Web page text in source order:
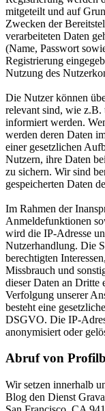
mitgeteilt und auf
Zwecken der
verarbeiteten Daten
(Name, Passwort
Registrierung
Nutzung des
Die Nutzer können
relevant sind, wie z.B.
informiert werden.
werden deren Daten
einer gesetzlichen
Nutzern, ihre Daten
zu sichern. Wir sind
gespeicherten Daten
Im Rahmen der
Anmeldefunktionen
wird die IP-Adresse
Nutzerhandlung. Die
berechtigten
Missbrauch und
dieser Daten an Dritte
Verfolgung unserer
besteht eine
DSGVO. Die IP-
anonymisiert oder
Abruf von
Wir setzen innerhalb
Blog den Dienst